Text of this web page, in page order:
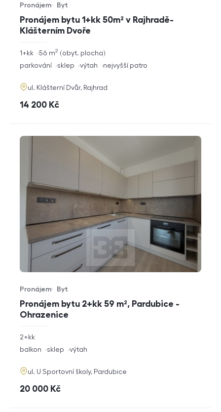
Pronájem bytu 1+kk 50m² v Rajhradě-
Klášterním Dvoře
Typ nabídky
Pronájem
Typ nemovitosti
Byt
rozměry
dispozice
1+kk obyt. plocha
56 m2
funkce
parkování sklep výtah nejvyšší patro
adresa
ul. Klášterní Dvůr, Rajhrad
cena
14 200 Kč
Pronájem bytu 2+kk 59 m², Pardubice -
Ohrazenice
Typ nabídky
Pronájem
Typ nemovitosti
Byt
rozměry
dispozice
2+kk
funkce
balkon sklep výtah
adresa
ul. U Sportovní školy, Pardubice
cena
20 000 Kč